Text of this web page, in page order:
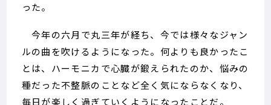
った。
今年の六月で丸三年が経ち、今では様々なジャン
ルの曲を吹けるようになった。何よりも良かったこ
とは、ハーモニカで心臓が鍛えられたのか、悩みの
種だった不整脈のことなど全く気にならなくなり、
毎日が楽しく過ぎていくようになったことだ。